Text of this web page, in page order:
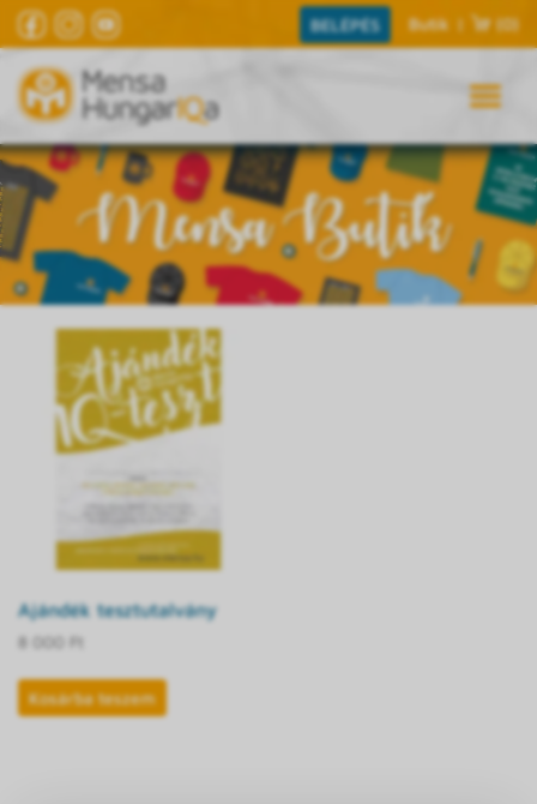
BELÉPÉS Butik | (0)
Ajándék tesztutalvány
8 000
Kosárba teszem